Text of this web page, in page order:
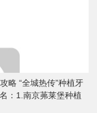
略 “全城热传”种植牙
：1.南京茀莱堡种植